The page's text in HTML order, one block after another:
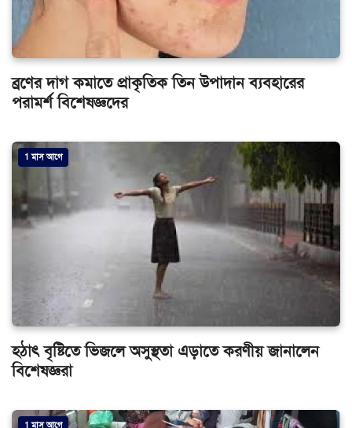
ব্রণের দাগ কমাতে প্রাকৃতিক তিন উপাদান ব্যবহারের
পরামর্শ বিশেষজ্ঞদের
1 মাস আগে
হঠাৎ বৃষ্টিতে ভিজলে অসুস্থতা এড়াতে করণীয় জানালেন
বিশেষজ্ঞরা
1 মাস আগে